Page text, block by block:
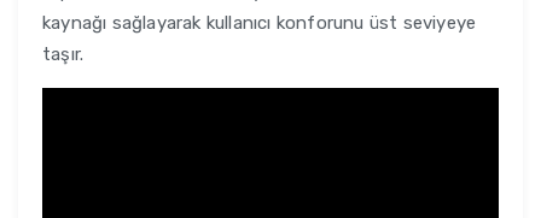
kaynağı sağlayarak kullanıcı konforunu üst seviyeye
taşır.